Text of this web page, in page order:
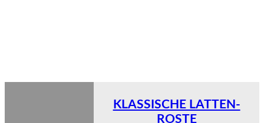
KLASSISCHE LATTEN-
ROSTE